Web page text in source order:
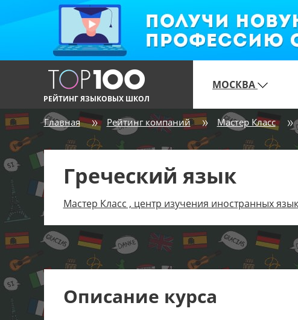
РЕЙТИНГ ЯЗЫКОВЫХ ШКОЛ
МОСКВА
Главная Рейтинг компаний Мастер Класс
Греческий язык
Мастер Класс , центр изучения иностранных
Описание курса